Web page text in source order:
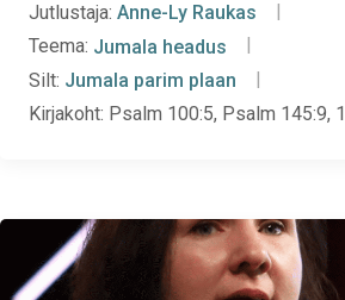
Jutlustaja: Anne-Ly Raukas
Teema: Jumala headus
Silt: Jumala parim plaan
Kirjakoht: Psalm 100:5, Psalm 145:9,